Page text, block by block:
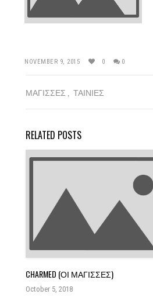
NOVEMBER 9, 2015 0 0
ΜΑΓΙΣΣΕΣ ΤΑΙΝΙΕΣ
RELATED POSTS
CHARMED (ΟΙ ΜΆΓΙΣΣΕΣ)
October 5, 2018